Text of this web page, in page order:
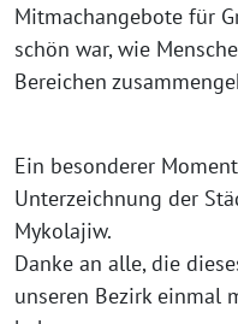
Mitmachangebote für
schön war, wie
Bereichen
Ein besonderer
Unterzeichnung der
Mykolajiw.
Danke an alle, die
unseren Bezirk einmal